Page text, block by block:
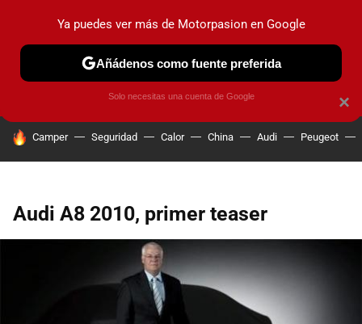
PRUEBAS COCHES ELÉCTRICOS OBSERVATORIO
HOY SE HABLA DE
Camper Seguridad Calor China Audi Peugeot
Audi A8 2010, primer teaser
×
Ya puedes ver más de Motorpasion en Google
Añádenos como fuente preferida
Solo necesitas una cuenta de Google